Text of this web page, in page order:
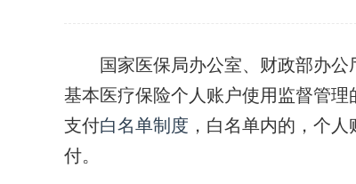
国家医保局办公室、财政部办公
基本医疗保险个人账户使用监督管
支付白名单制度 ，白名单内的，个
付。